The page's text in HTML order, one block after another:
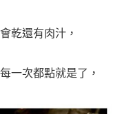
乾還有肉汁，
一次都點就是了，